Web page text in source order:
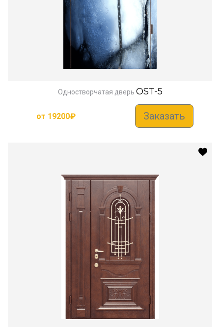
Одностворчатая дверь OST-5
от 19200₽ Заказать